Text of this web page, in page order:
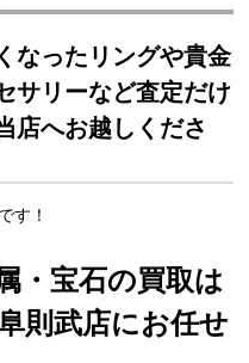
なったリングや貴金
サリーなど査定だけ
店へお越しくださ
す！
・宝石の買取は
則武店にお任せ